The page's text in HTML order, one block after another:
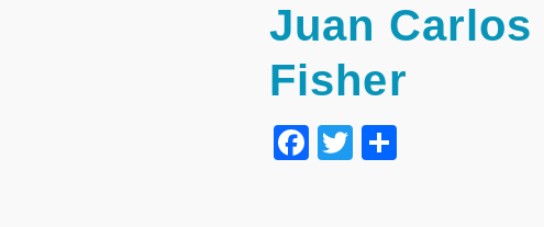
Juan Carlos
Fisher
Facebook
Twitter
Compartir